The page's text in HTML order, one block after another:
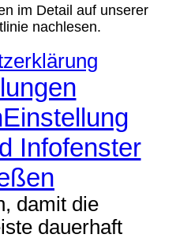
im Detail auf unserer
nachlesen.
Einstellung
Infofenster
damit die
dauerhaft